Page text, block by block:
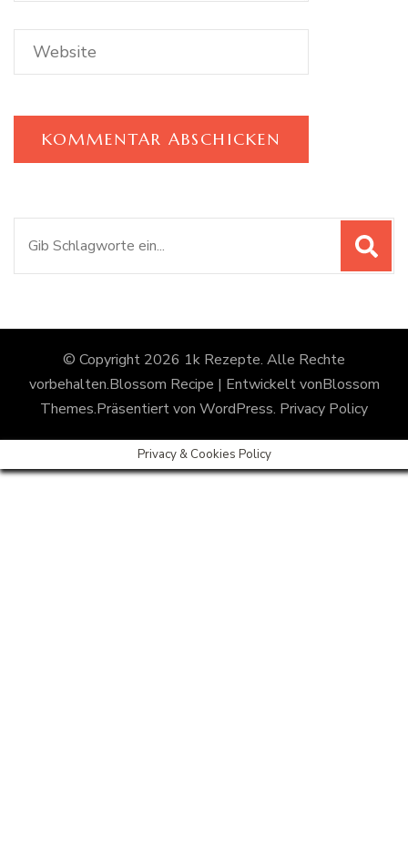
© Copyright 2026 1k Rezepte. Alle Rechte
vorbehalten.Blossom Recipe | Entwickelt vonBlossom
Themes.Präsentiert von WordPress. Privacy Policy
Privacy & Cookies Policy